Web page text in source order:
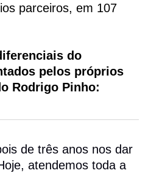
parceiros, em 107
do
pelos próprios
Rodrigo Pinho:
de três anos nos dar
atendemos toda a